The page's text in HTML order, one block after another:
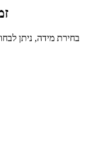
בחירת מידה, ניתן